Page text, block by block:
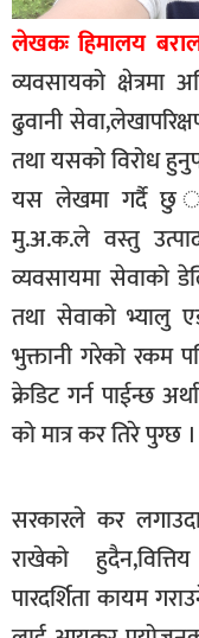
राष्ट्रिय
अन्तराष्ट्रिय
अन्तरबार्ता
अर्थ
खेलकुद
मनोरञ्जन
फोटो
/
भिडियो
अन्य
समाज
शिक्षा
विचार
लेखकः हिमालय
व्यवसायको
ढुवानी
तथा यसको विरोध
यस लेखमा गर्दै छु
मु.अ.क.ले वस्तु
व्यवसायमा सेवाको
तथा सेवाको भ्यालु
भुक्तानी गरेको रकम
क्रेडिट गर्न पाईन्छ
को मात्र कर तिरे पुग्छ ।
सरकारले कर
राखेको
पारदर्शिता कायम